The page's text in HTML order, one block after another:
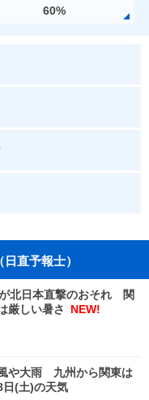
60%
（日直予報士）
北日本直撃のおそれ 関
厳しい暑さ
NEW!
や大雨 九州から関東は
(土)の天気